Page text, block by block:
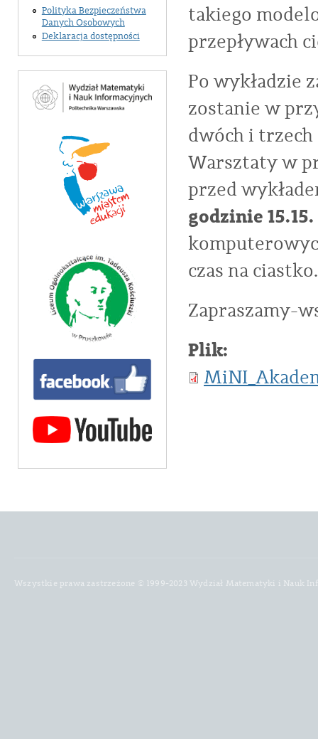
Polityka Bezpieczeństwa
Danych Osobowych
Deklaracja dostępności
takiego
przepływach
Po wykładzie
zostanie w
dwóch i trzech
Warsztaty w
przed
godzinie 15.15.
czas na ciastko.
Zapraszamy-
Plik:
Wszystkie prawa zastrzeżone © 1999-2023 Wydział Matematyki i Nauk